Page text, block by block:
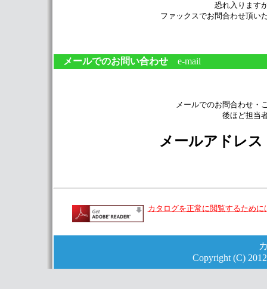
恐れ入ります
ファックスでお問合わせ頂い
メールでのお問い合わせ e-mail
メールでのお問合わせ・
後ほど担当
メールアドレ
カタログを正常に閲覧するため
Copyright (C)